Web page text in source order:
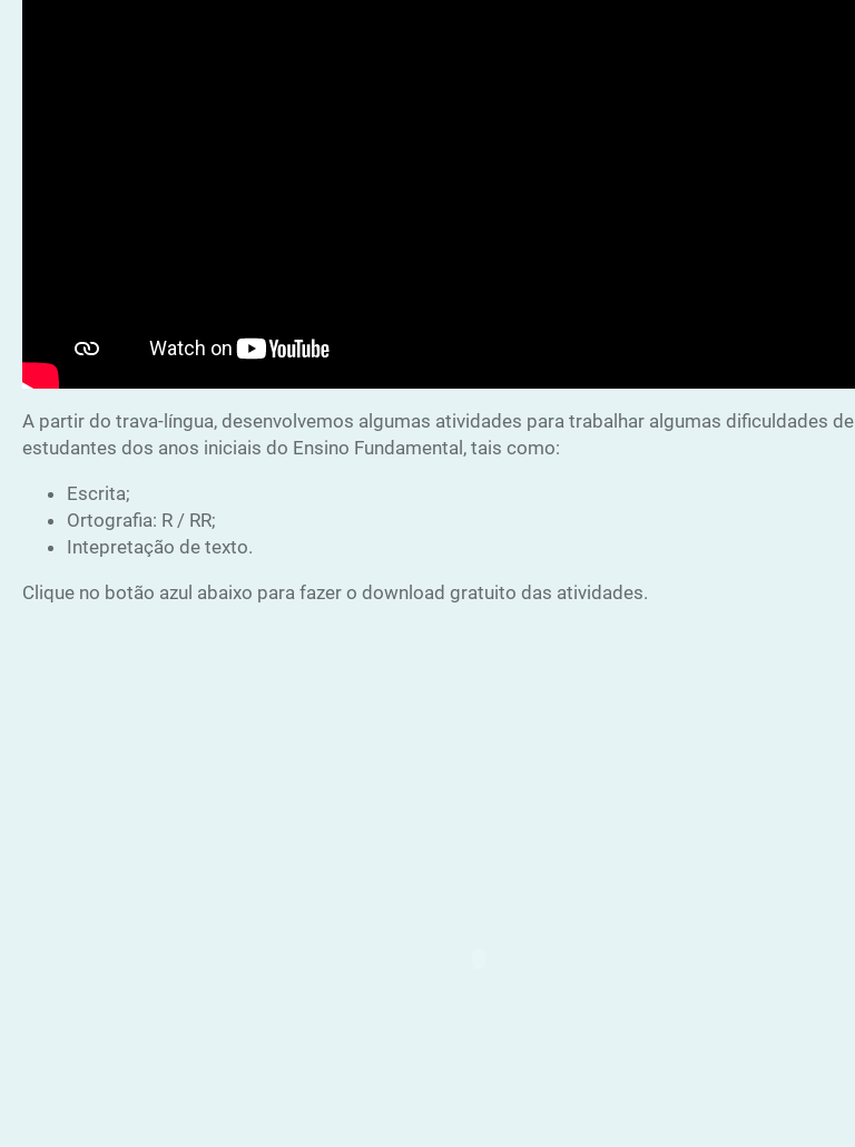
A partir do trava-língua, desenvolvemos algumas atividades para trabalhar algumas dificuldades de
estudantes dos anos iniciais do Ensino Fundamental, tais como:
Escrita;
Ortografia: R / RR;
Intepretação de texto.
Clique no botão azul abaixo para fazer o download gratuito das atividades.